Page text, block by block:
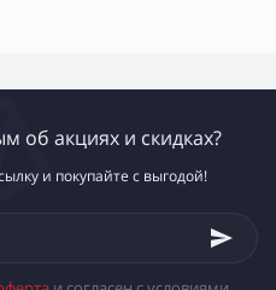
об акциях и скидках?
и покупайте с выгодой!